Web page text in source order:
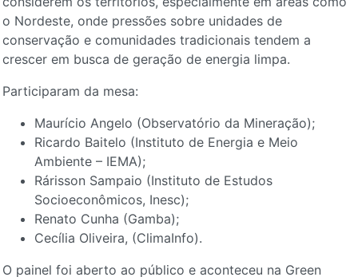
o Nordeste, onde pressões sobre unidades de
conservação e comunidades tradicionais tendem a
crescer em busca de geração de energia limpa.
Participaram da mesa:
Maurício Angelo (Observatório da Mineração);
Ricardo Baitelo (Instituto de Energia e Meio
Ambiente – IEMA);
Rárisson Sampaio (Instituto de Estudos
Socioeconômicos, Inesc);
Renato Cunha (Gamba);
Cecília Oliveira, (ClimaInfo).
O painel foi aberto ao público e aconteceu na Green